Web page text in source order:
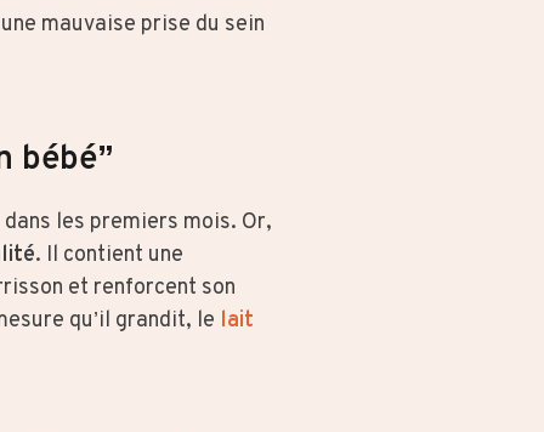
mauvaise prise du sein
bébé”
les premiers mois. Or,
. Il contient une
et renforcent son
qu’il grandit, le lait